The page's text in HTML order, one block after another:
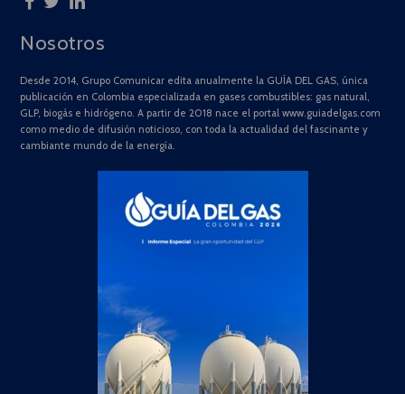
Nosotros
Desde 2014, Grupo Comunicar edita anualmente la GUÍA DEL GAS, única
publicación en Colombia especializada en gases combustibles: gas natural,
GLP, biogás e hidrógeno. A partir de 2018 nace el portal www.guiadelgas.com
como medio de difusión noticioso, con toda la actualidad del fascinante y
cambiante mundo de la energía.